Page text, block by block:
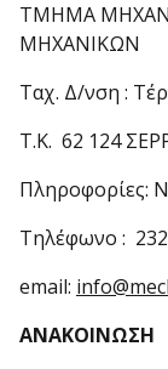
ΤΜΗΜΑ
Ταχ. Δ/νση :
Τ.Κ. 62 124
Πληροφορίες:
Τηλέφωνο :
email:
ΑΝΑΚΟΙΝΩΣΗ